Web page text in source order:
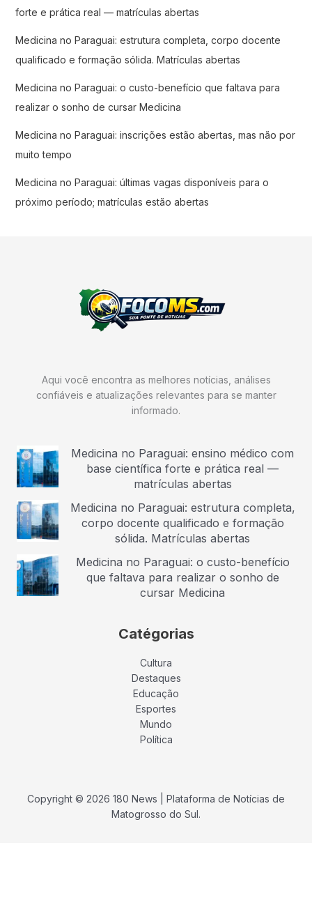
forte e prática real — matrículas abertas
Medicina no Paraguai: estrutura completa, corpo docente
qualificado e formação sólida. Matrículas abertas
Medicina no Paraguai: o custo-benefício que faltava para
realizar o sonho de cursar Medicina
Medicina no Paraguai: inscrições estão abertas, mas não por
muito tempo
Medicina no Paraguai: últimas vagas disponíveis para o
próximo período; matrículas estão abertas
Aqui você encontra as melhores notícias, análises
confiáveis e atualizações relevantes para se manter
informado.
Medicina no Paraguai: ensino médico com
base científica forte e prática real —
matrículas abertas
Medicina no Paraguai: estrutura completa,
corpo docente qualificado e formação
sólida. Matrículas abertas
Medicina no Paraguai: o custo-benefício
que faltava para realizar o sonho de
cursar Medicina
Catégorias
Cultura
Destaques
Educação
Esportes
Mundo
Política
Copyright © 2026 180 News | Plataforma de Notícias de
Matogrosso do Sul.